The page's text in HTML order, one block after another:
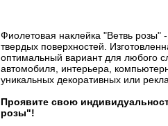
Фиолетовая наклейка "Ветвь розы"
твердых поверхностей.
оптимальный вариант для любого
автомобиля, интерьера,
уникальных декоративных или
Проявите свою
розы"!